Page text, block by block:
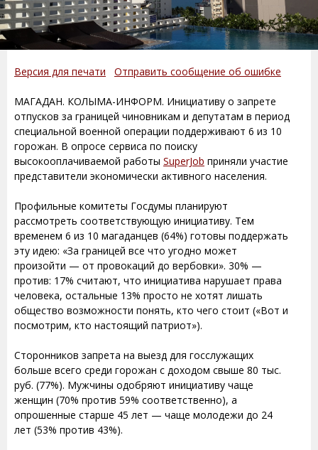
Версия для печати Отправить сообщение об ошибке
МАГАДАН. КОЛЫМА-ИНФОРМ. Инициативу о запрете
отпусков за границей чиновникам и депутатам в период
специальной военной операции поддерживают 6 из 10
горожан. В опросе сервиса по поиску
высокооплачиваемой работы SuperJob приняли участие
представители экономически активного населения.
Профильные комитеты Госдумы планируют
рассмотреть соответствующую инициативу. Тем
временем 6 из 10 магаданцев (64%) готовы поддержать
эту идею: «За границей все что угодно может
произойти — от провокаций до вербовки». 30% —
против: 17% считают, что инициатива нарушает права
человека, остальные 13% просто не хотят лишать
общество возможности понять, кто чего стоит («Вот и
посмотрим, кто настоящий патриот»).
Сторонников запрета на выезд для госслужащих
больше всего среди горожан с доходом свыше 80 тыс.
руб. (77%). Мужчины одобряют инициативу чаще
женщин (70% против 59% соответственно), а
опрошенные старше 45 лет — чаще молодежи до 24
лет (53% против 43%).